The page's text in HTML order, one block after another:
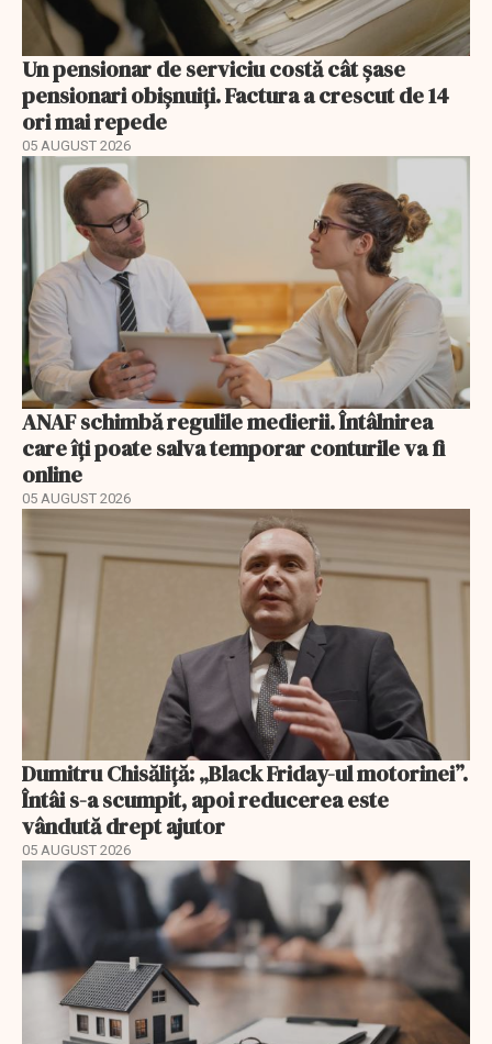
Un pensionar de serviciu costă cât șase
pensionari obișnuiți. Factura a crescut de 14
ori mai repede
05 AUGUST 2026
ANAF schimbă regulile medierii. Întâlnirea
care îți poate salva temporar conturile va fi
online
05 AUGUST 2026
Dumitru Chisăliță: „Black Friday-ul motorinei”.
Întâi s-a scumpit, apoi reducerea este
vândută drept ajutor
05 AUGUST 2026